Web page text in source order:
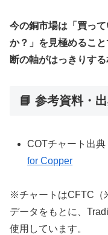
今の銅市場は「買っ
か？」を見極めるこ
断の軸がはっきりする
📘 参考資料・
COTチャート出
for Copper
※チャートはCFTC（
データをもとに、
使用しています。